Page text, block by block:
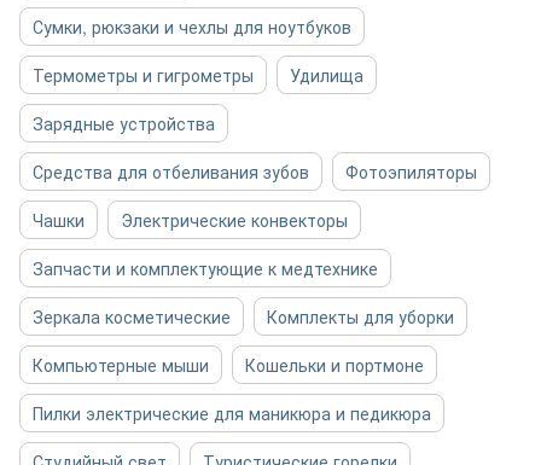
Сумки, рюкзаки и чехлы для ноутбуков
Термометры и гигрометры
Удилища
Зарядные устройства
Средства для отбеливания зубов
Фотоэпиляторы
Чашки
Электрические конвекторы
Запчасти и комплектующие к медтехнике
Зеркала косметические
Комплекты для уборки
Компьютерные мыши
Кошельки и портмоне
Пилки электрические для маникюра и педикюра